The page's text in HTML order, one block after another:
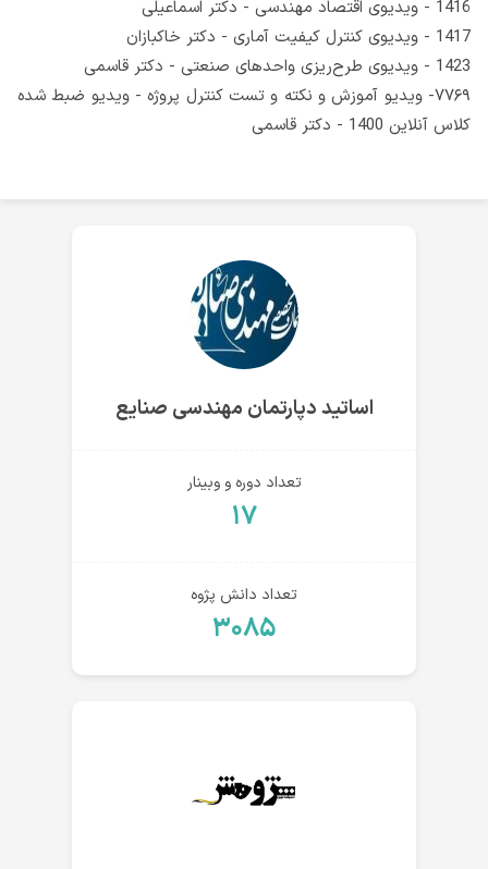
1416 - ویدیوی اقتصاد مهندسی - دکتر اسماعیلی
1417 - ویدیوی کنترل کیفیت آماری - دکتر خاکبازان
1423 - ویدیوی طرح‌ریزی واحدهای صنعتی - دکتر قاسمی
۷۷۶۹- ویدیو آموزش و نکته و تست کنترل پروژه - ویدیو ضبط شده
کلاس آنلاین 1400 - دکتر قاسمی
اساتید دپارتمان مهندسی صنایع
تعداد دوره و وبینار
۱۷
تعداد دانش پژوه
۳۰۸۵